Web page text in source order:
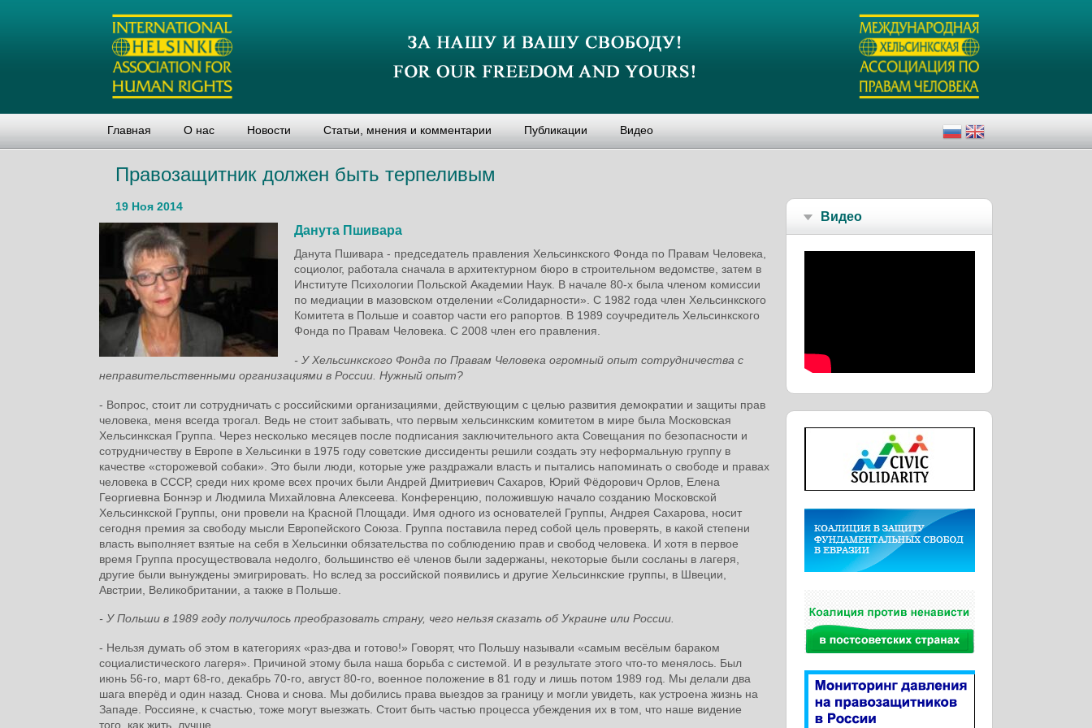
Главная О нас Новости Статьи, мнения и комментарии Публикации Видео
Правозащитник должен быть терпеливым
19 Ноя 2014
Данута Пшивара
Данута Пшивара - председатель правления Хельсинкского Фонда по Правам Человека,
социолог, работала сначала в архитектурном бюро в строительном ведомстве, затем в
Институте Психологии Польской Академии Наук. В начале 80-х была членом комиссии
по медиации в мазовском отделении «Солидарности». С 1982 года член Хельсинкского
Комитета в Польше и соавтор части его рапортов. В 1989 соучредитель Хельсинкского
Фонда по Правам Человека. С 2008 член его правления.
- У Хельсинкского Фонда по Правам Человека огромный опыт сотрудничества с
неправительственными организациями в России. Нужный опыт?
- Вопрос, стоит ли сотрудничать с российскими организациями, действующим с целью развития демократии и защиты прав
человека, меня всегда трогал. Ведь не стоит забывать, что первым хельсинкским комитетом в мире была Московская
Хельсинкская Группа. Через несколько месяцев после подписания заключительного акта Совещания по безопасности и
сотрудничеству в Европе в Хельсинки в 1975 году советские диссиденты решили создать эту неформальную группу в
качестве «сторожевой собаки». Это были люди, которые уже раздражали власть и пытались напоминать о свободе и правах
человека в СССР, среди них кроме всех прочих были Андрей Дмитриевич Сахаров, Юрий Фёдорович Орлов, Елена
Георгиевна Боннэр и Людмила Михайловна Алексеева. Конференцию, положившую начало созданию Московской
Хельсинкской Группы, они провели на Красной Площади. Имя одного из основателей Группы, Андрея Сахарова, носит
сегодня премия за свободу мысли Европейского Союза. Группа поставила перед собой цель проверять, в какой степени
власть выполняет взятые на себя в Хельсинки обязательства по соблюдению прав и свобод человека. И хотя в первое
время Группа просуществовала недолго, большинство её членов были задержаны, некоторые были сосланы в лагеря,
другие были вынуждены эмигрировать. Но вслед за российской появились и другие Хельсинкские группы, в Швеции,
Австрии, Великобритании, а также в Польше.
- У Польши в 1989 году получилось преобразовать страну, чего нельзя сказать об Украине или России.
- Нельзя думать об этом в категориях «раз-два и готово!» Говорят, что Польшу называли «самым весёлым бараком
социалистического лагеря». Причиной этому была наша борьба с системой. И в результате этого что-то менялось. Был
июнь 56-го, март 68-го, декабрь 70-го, август 80-го, военное положение в 81 году и лишь потом 1989 год. Мы делали два
шага вперёд и один назад. Снова и снова. Мы добились права выездов за границу и могли увидеть, как устроена жизнь на
Западе. Россияне, к счастью, тоже могут выезжать. Стоит быть частью процесса убеждения их в том, что наше видение
того, как жить, лучше.
Видео